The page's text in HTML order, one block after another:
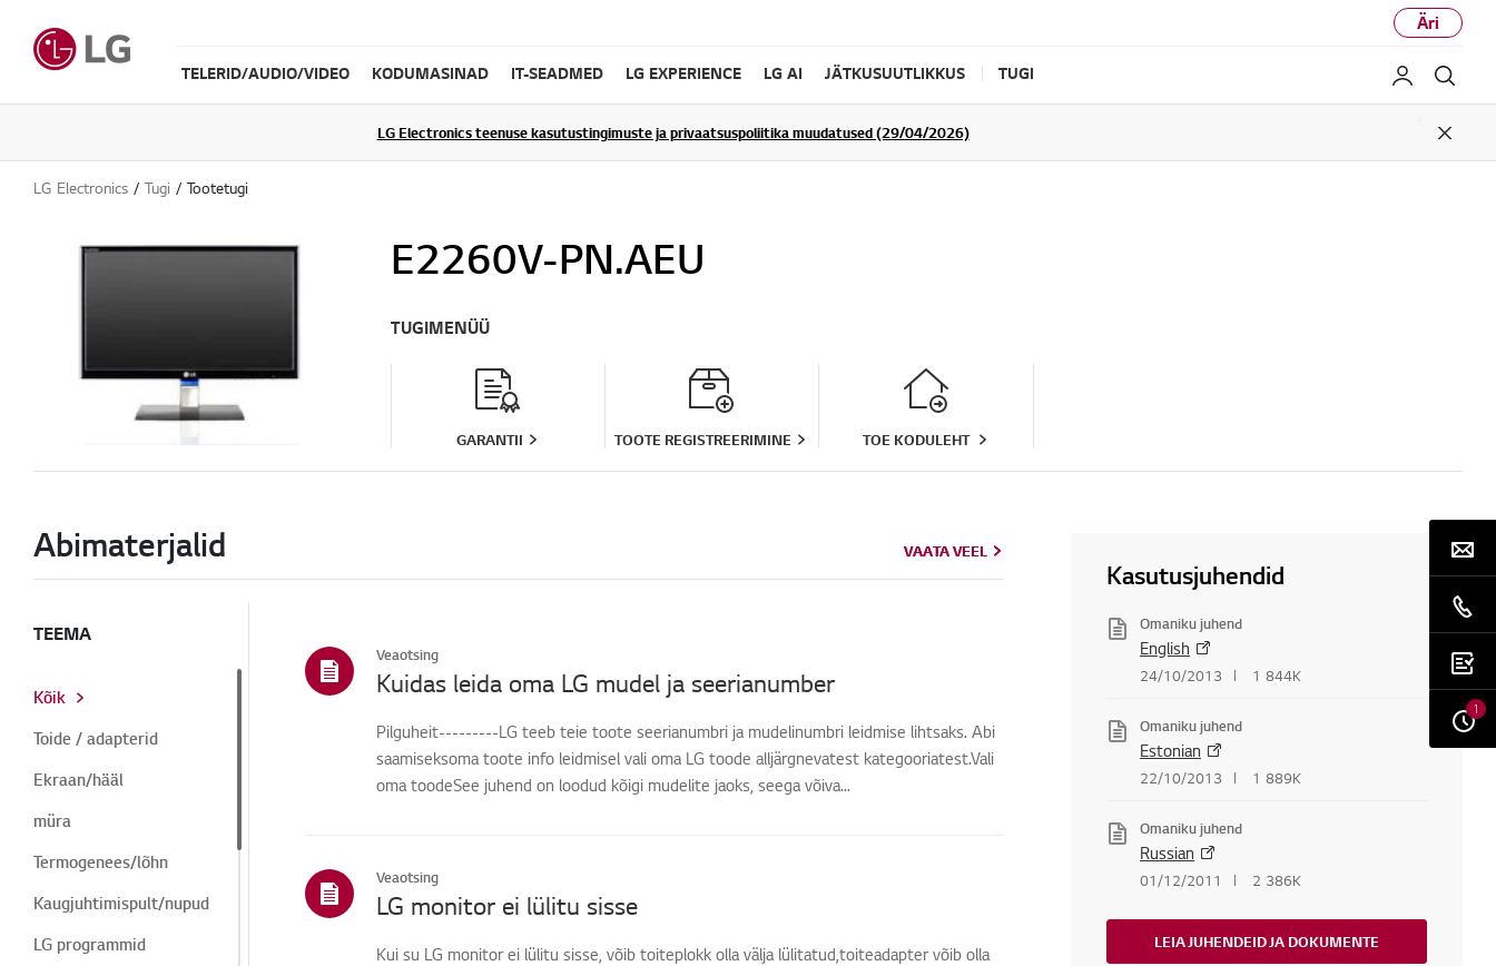
Äri
TELERID/AUDIO/VIDEO KODUMASINAD IT-SEADMED LG EXPERIENCE LG AI JÄTKUSUUTLIKKUS TUGI Minu LG
LG Electronics teenuse kasutustingimuste ja privaatsuspoliitika muudatused (29/04/2026)
Close
LG Electronics Tugi Tootetugi
E2260V-PN.AEU
TUGIMENÜÜ
GARANTII TOOTE REGISTREERIMINE TOE KODULEHT
Abimaterjalid VAATA VEEL
TEEMA
Kõik
Toide / adapterid
Ekraan/hääl
müra
Termogenees/lõhn
Kaugjuhtimispult/nupud
LG programmid
Veaotsing
Kuidas leida oma LG mudel ja seerianumber
Pilguheit---------LG teeb teie toote seerianumbri ja mudelinumbri leidmise lihtsaks. Abi
saamiseksoma toote info leidmisel vali oma LG toode alljärgnevatest kategooriatest.Vali
oma toodeSee juhend on loodud kõigi mudelite jaoks, seega võiva...
Veaotsing
LG monitor ei lülitu sisse
Kui su LG monitor ei lülitu sisse, võib toiteplokk olla välja lülitatud,toiteadapter võib olla
VAATA VEEL
Kasutusjuhendid
Omaniku juhend
English
24/10/2013 1 844K
Omaniku juhend
Estonian
22/10/2013 1 889K
Omaniku juhend
Russian
01/12/2011 2 386K
LEIA JUHENDEID JA DOKUMENTE
1